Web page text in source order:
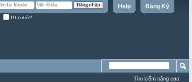
Đăng Ký
Help
Ghi nhớ?
Tìm kiếm nâng cao